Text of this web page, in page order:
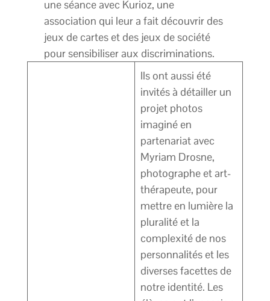
une séance avec Kurioz, une
association qui leur a fait découvrir des
jeux de cartes et des jeux de société
pour sensibiliser aux discriminations.
Ils ont aussi été
invités à détailler un
projet photos
imaginé en
partenariat avec
Myriam Drosne,
photographe et art-
thérapeute, pour
mettre en lumière la
pluralité et la
complexité de nos
personnalités et les
diverses facettes de
notre identité. Les